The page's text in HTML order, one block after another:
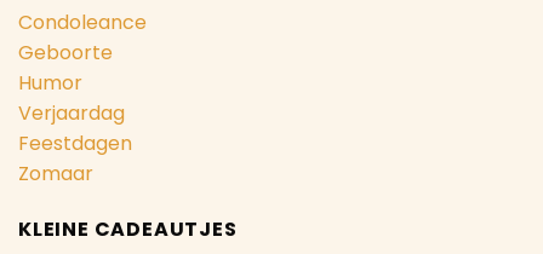
Condoleance
Geboorte
Humor
Verjaardag
Feestdagen
Zomaar
KLEINE CADEAUTJES